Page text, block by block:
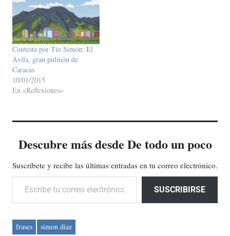
Contesta por Tío Simón: El
Ávila, gran pulmón de
Caracas
10/01/2015
En «Reflexiones»
Descubre más desde De todo un poco
Suscríbete y recibe las últimas entradas en tu correo electrónico.
Escribe tu correo electrónico…
SUSCRIBIRSE
frases simon diaz